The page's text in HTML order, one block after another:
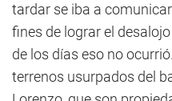
tardar se iba a
fines de lograr el
de los días eso no
terrenos usurpados del